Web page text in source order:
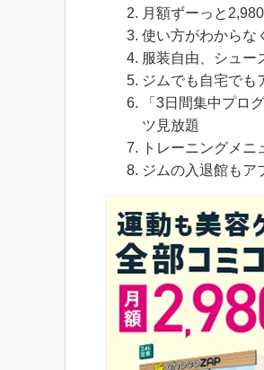
月額ずーっと
使い方がわからな
服装自由、シュー
ジムでも自宅でも
「3日間集中プロ
ツ見放題
トレーニングメ
ジムの入退館もア